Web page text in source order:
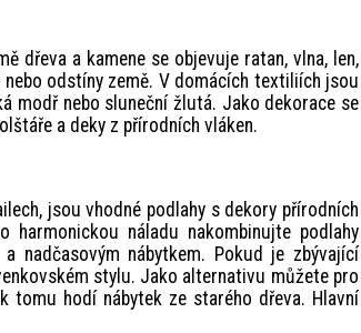
dřeva a kamene se objevuje ratan, vlna, len,
odstíny země. V domácích textiliích jsou
modř nebo sluneční žlutá. Jako dekorace se
a deky z přírodních vláken.
jsou vhodné podlahy s dekory přírodních
náladu nakombinujte podlahy
nadčasovým nábytkem. Pokud je zbývající
stylu. Jako alternativu můžete pro
tomu hodí nábytek ze starého dřeva. Hlavní